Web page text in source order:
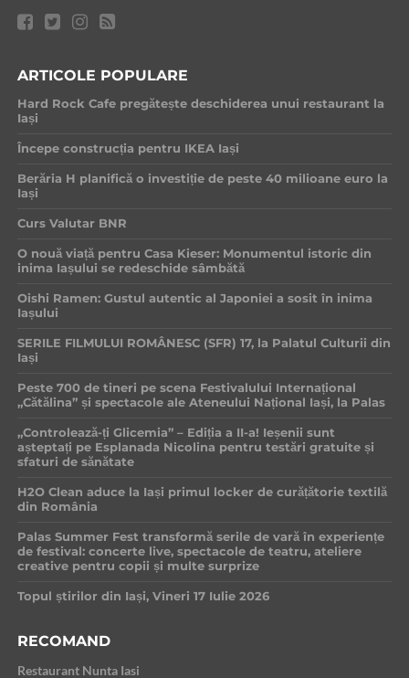
ARTICOLE POPULARE
Hard Rock Cafe pregătește deschiderea unui restaurant la
Iași
Începe construcția pentru IKEA Iași
Berăria H planifică o investiție de peste 40 milioane euro la
Iași
Curs Valutar BNR
O nouă viață pentru Casa Kieser: Monumentul istoric din
inima Iașului se redeschide sâmbătă
Oishi Ramen: Gustul autentic al Japoniei a sosit în inima
Iașului
SERILE FILMULUI ROMÂNESC (SFR) 17, la Palatul Culturii din
Iași
Peste 700 de tineri pe scena Festivalului Internațional
„Cătălina” și spectacole ale Ateneului Național Iași, la Palas
„Controlează-ți Glicemia” – Ediția a II-a! Ieșenii sunt
așteptați pe Esplanada Nicolina pentru testări gratuite și
sfaturi de sănătate
H2O Clean aduce la Iași primul locker de curățătorie textilă
din România
Palas Summer Fest transformă serile de vară în experiențe
de festival: concerte live, spectacole de teatru, ateliere
creative pentru copii și multe surprize
Topul știrilor din Iași, Vineri 17 Iulie 2026
RECOMAND
Restaurant Nunta Iasi